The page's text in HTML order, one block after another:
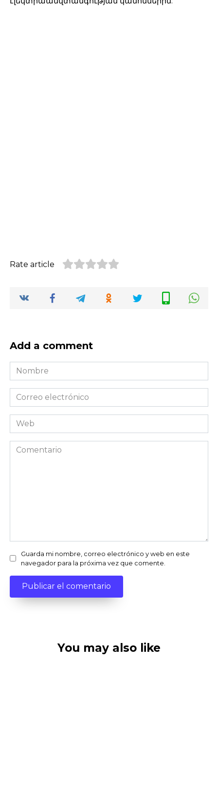
Rate article
Add a comment
Nombre
*
Correo
electrónico
*Web
Comentario
Guarda mi nombre, correo electrónico y web en este
navegador para la próxima vez que comente.
You may also like